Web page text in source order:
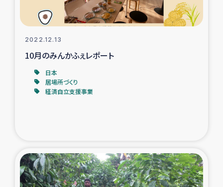
2022.12.13
10月のみんかふぇレポート
日本
居場所づくり
経済自立支援事業